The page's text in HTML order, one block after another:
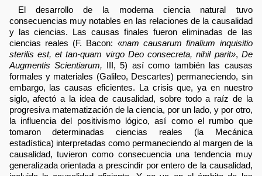
El desarrollo de la moderna ciencia natural tuvo
consecuencias muy notables en las relaciones de la causalidad
y las ciencias. Las causas finales fueron eliminadas de las
ciencias reales (F. Bacon: «nam causarum finalium inquisitio
sterilis est, et tan-quam virgo Deo consecreta, nihil parit», De
Augmentis Scientiarum, III, 5) así como también las causas
formales y materiales (Galileo, Descartes) permaneciendo, sin
embargo, las causas eficientes. La crisis que, ya en nuestro
siglo, afectó a la idea de causalidad, sobre todo a raíz de la
progresiva matematización de la ciencia, por un lado, y por otro,
la influencia del positivismo lógico, así como el rumbo que
tomaron determinadas ciencias reales (la Mecánica
estadística) interpretadas como permaneciendo al margen de la
causalidad, tuvieron como consecuencia una tendencia muy
generalizada orientada a prescindir por entero de la causalidad,